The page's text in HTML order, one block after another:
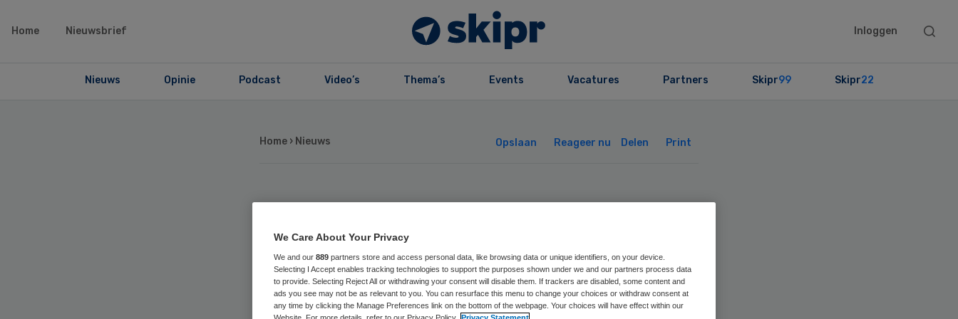
Home Nieuwsbrief Inloggen
Search
Nieuws Opinie Podcast Video’s Thema’s Events Vacatures Partners Skipr99 Skipr22
Home › Nieuws Opslaan Reageer nu Delen Print
Verscherpt toezicht
Huize Shelomi
opgeheven
We Care About Your Privacy
We and our 889 partners store and access personal data, like browsing data or unique identifiers, on your device.
Selecting I Accept enables tracking technologies to support the purposes shown under we and our partners process data
to provide. Selecting Reject All or withdrawing your consent will disable them. If trackers are disabled, some content and
ads you see may not be as relevant to you. You can resurface this menu to change your choices or withdraw consent at
any time by clicking the Manage Preferences link on the bottom of the webpage. Your choices will have effect within our
Website. For more details, refer to our Privacy Policy. Privacy Statement